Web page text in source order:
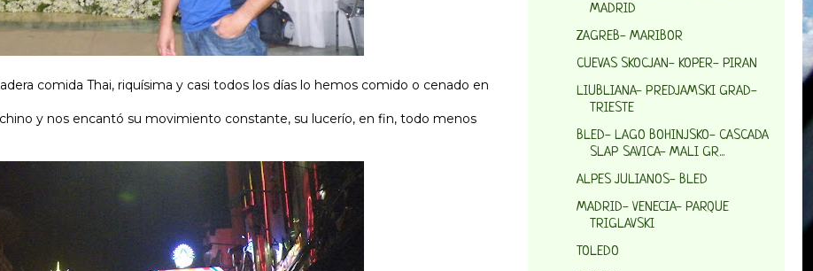
comida Thai, riquísima y casi todos los días lo hemos comido o cenado en
y nos encantó su movimiento constante, su lucerío, en fin, todo menos
MADRID
ZAGREB- MARIBOR
CUEVAS SKOCJAN- KOPER- PIRAN
LIUBLIANA- PREDJAMSKI GRAD-
TRIESTE
BLED- LAGO BOHINJSKO- CASCADA
SLAP SAVICA- MALI GR...
ALPES JULIANOS- BLED
MADRID- VENECIA- PARQUE
TRIGLAVSKI
TOLEDO